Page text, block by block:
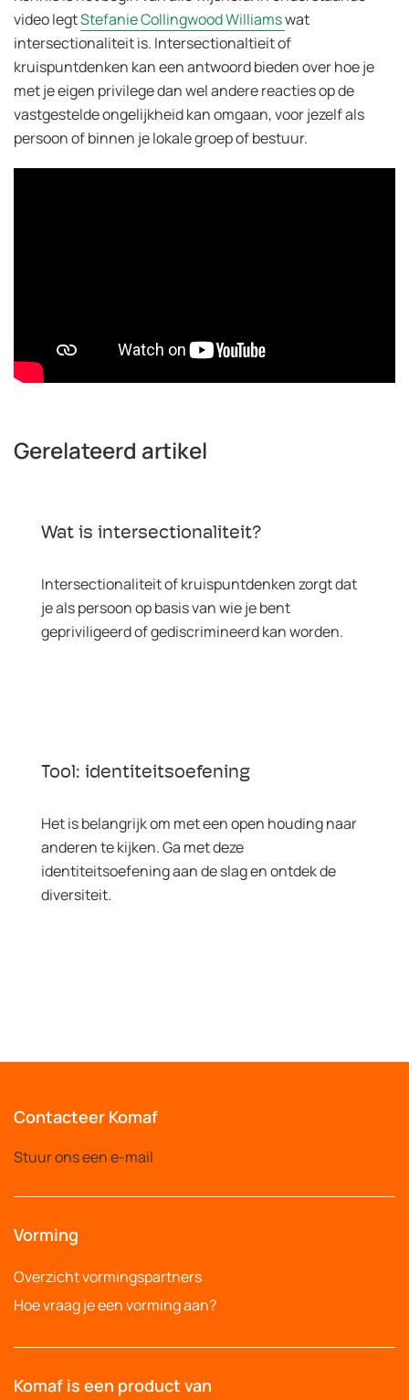
video legtStefanie Collingwood Williamswat
intersectionaliteit is. Intersectionaltieit of
kruispuntdenken kan een antwoord bieden over hoe je
met je eigen privilege dan wel andere reacties op de
vastgestelde ongelijkheid kan omgaan, voor jezelf als
persoon of binnen je lokale groep of bestuur.
Gerelateerd artikel
Wat is intersectionaliteit?
Intersectionaliteit of kruispuntdenken zorgt dat
je als persoon op basis van wie je bent
gepriviligeerd of gediscrimineerd kan worden.
Tool: identiteitsoefening
Het is belangrijk om met een open houding naar
anderen te kijken. Ga met deze
identiteitsoefening aan de slag en ontdek de
diversiteit.
Contacteer Komaf
Stuur ons een e-mail
Vorming
Overzicht vormingspartners
Hoe vraag je een vorming aan?
Komaf is een product van